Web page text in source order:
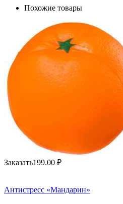
Похожие товары
Заказать199.00 ₽
Антистресс «Мандарин»